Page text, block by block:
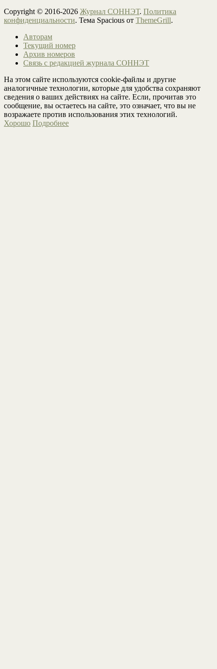
Copyright © 2016-2026 Журнал СОННЭТ. Политика
конфиденциальности. Тема Spacious от ThemeGrill.
Авторам
Текущий номер
Архив номеров
Связь с редакцией журнала СОННЭТ
На этом сайте используются cookie-файлы и другие
аналогичные технологии, которые для удобства сохраняют
сведения о ваших действиях на сайте. Если, прочитав это
сообщение, вы остаетесь на сайте, это означает, что вы не
возражаете против использования этих технологий.
Хорошо Подробнее